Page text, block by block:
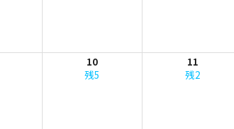
10 11
残5 残2